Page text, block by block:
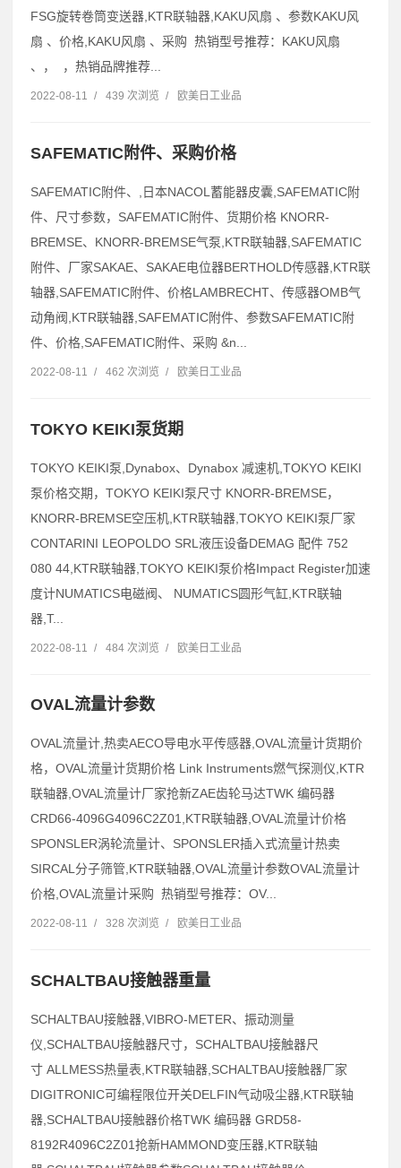
FSG旋转卷筒变送器,KTR联轴器,KAKU风扇 、参数KAKU风
扇 、价格,KAKU风扇 、采购 热销型号推荐：KAKU风扇
、， ，热销品牌推荐...
2022-08-11 / 439 次浏览 / 欧美日工业品
SAFEMATIC附件、采购价格
SAFEMATIC附件、,日本NACOL蓄能器皮囊,SAFEMATIC附
件、尺寸参数，SAFEMATIC附件、货期价格 KNORR-
BREMSE、KNORR-BREMSE气泵,KTR联轴器,SAFEMATIC
附件、厂家SAKAE、SAKAE电位器BERTHOLD传感器,KTR联
轴器,SAFEMATIC附件、价格LAMBRECHT、传感器OMB气
动角阀,KTR联轴器,SAFEMATIC附件、参数SAFEMATIC附
件、价格,SAFEMATIC附件、采购 &n...
2022-08-11 / 462 次浏览 / 欧美日工业品
TOKYO KEIKI泵货期
TOKYO KEIKI泵,Dynabox、Dynabox 减速机,TOKYO KEIKI
泵价格交期，TOKYO KEIKI泵尺寸 KNORR-BREMSE，
KNORR-BREMSE空压机,KTR联轴器,TOKYO KEIKI泵厂家
CONTARINI LEOPOLDO SRL液压设备DEMAG 配件 752
080 44,KTR联轴器,TOKYO KEIKI泵价格Impact Register加速
度计NUMATICS电磁阀、 NUMATICS圆形气缸,KTR联轴
器,T...
2022-08-11 / 484 次浏览 / 欧美日工业品
OVAL流量计参数
OVAL流量计,热卖AECO导电水平传感器,OVAL流量计货期价
格，OVAL流量计货期价格 Link Instruments燃气探测仪,KTR
联轴器,OVAL流量计厂家抢新ZAE齿轮马达TWK 编码器
CRD66-4096G4096C2Z01,KTR联轴器,OVAL流量计价格
SPONSLER涡轮流量计、SPONSLER插入式流量计热卖
SIRCAL分子筛管,KTR联轴器,OVAL流量计参数OVAL流量计
价格,OVAL流量计采购 热销型号推荐：OV...
2022-08-11 / 328 次浏览 / 欧美日工业品
SCHALTBAU接触器重量
SCHALTBAU接触器,VIBRO-METER、振动测量
仪,SCHALTBAU接触器尺寸，SCHALTBAU接触器尺
寸 ALLMESS热量表,KTR联轴器,SCHALTBAU接触器厂家
DIGITRONIC可编程限位开关DELFIN气动吸尘器,KTR联轴
器,SCHALTBAU接触器价格TWK 编码器 GRD58-
8192R4096C2Z01抢新HAMMOND变压器,KTR联轴